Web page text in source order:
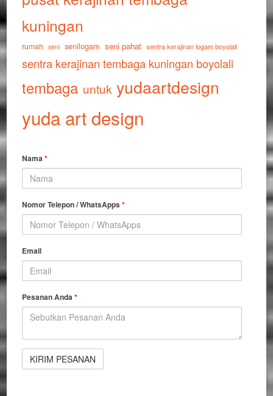
kuningan
rumah seni senilogam seni pahat sentra kerajinan logam boyolali
sentra kerajinan tembaga kuningan boyolali
tembaga untuk yudaartdesign
yuda art design
Nama*
Nomor Telepon / WhatsApps*
Email
Pesanan Anda*